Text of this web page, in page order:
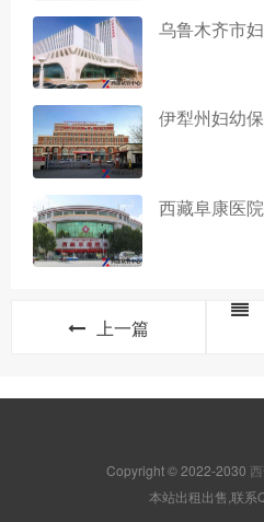
乌鲁木齐市
伊犁州妇幼
西藏阜康医院
上一篇
Copyright © 2022-2030
本站出租出售,联系